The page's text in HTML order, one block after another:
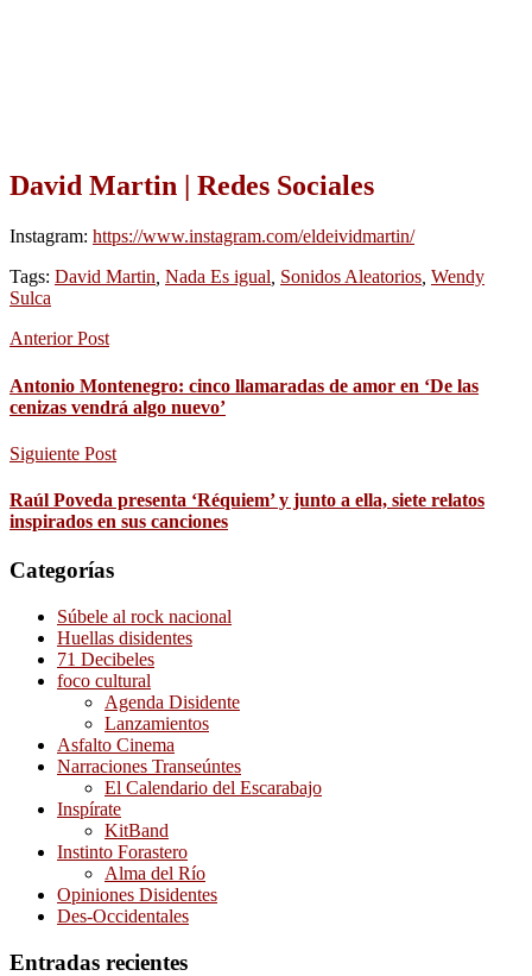
David Martin | Redes Sociales
Instagram: https://www.instagram.com/eldeividmartin/
Tags: David Martin Nada Es igual Sonidos Aleatorios Wendy
Sulca
Anterior Post
Antonio Montenegro: cinco llamaradas de amor en ‘De las
cenizas vendrá algo nuevo’
Siguiente Post
Raúl Poveda presenta ‘Réquiem’ y junto a ella, siete relatos
inspirados en sus canciones
Categorías
Súbele al rock nacional
Huellas disidentes
71 Decibeles
foco cultural
Agenda Disidente
Lanzamientos
Asfalto Cinema
Narraciones Transeúntes
El Calendario del Escarabajo
Inspírate
KitBand
Instinto Forastero
Alma del Río
Opiniones Disidentes
Des-Occidentales
Entradas recientes